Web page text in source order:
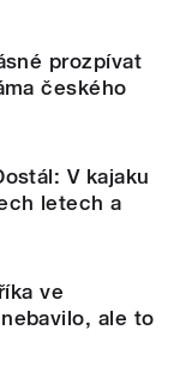
prozpívat
českého
V kajaku
letech a
ve
ale to